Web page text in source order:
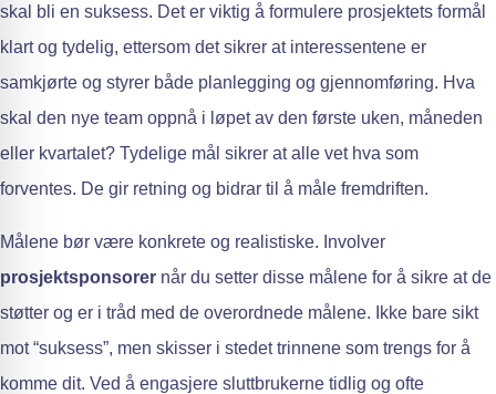
skal bli en suksess. Det er viktig å formulere prosjektets formål
klart og tydelig, ettersom det sikrer at interessentene er
samkjørte og styrer både planlegging og gjennomføring. Hva
skal den nye team oppnå i løpet av den første uken, måneden
eller kvartalet? Tydelige mål sikrer at alle vet hva som
forventes. De gir retning og bidrar til å måle fremdriften.
Målene bør være konkrete og realistiske. Involver
prosjektsponsorer når du setter disse målene for å sikre at de
støtter og er i tråd med de overordnede målene. Ikke bare sikt
mot “suksess”, men skisser i stedet trinnene som trengs for å
komme dit. Ved å engasjere sluttbrukerne tidlig og ofte